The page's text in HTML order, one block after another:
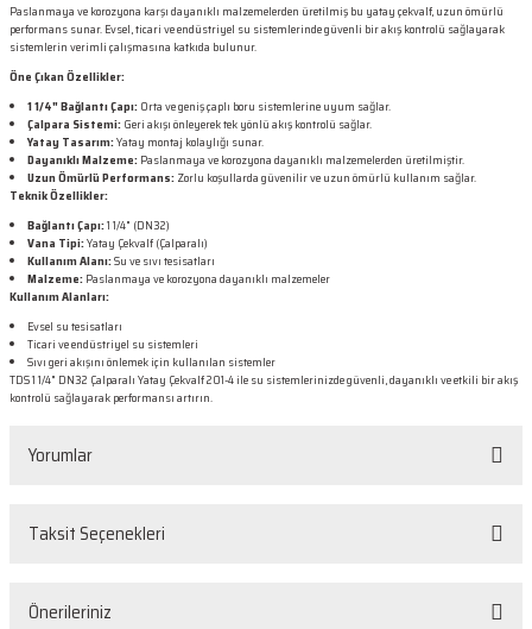
Paslanmaya ve korozyona karşı dayanıklı malzemelerden üretilmiş bu yatay çekvalf, uzun ömürlü
performans sunar. Evsel, ticari ve endüstriyel su sistemlerinde güvenli bir akış kontrolü sağlayarak
sistemlerin verimli çalışmasına katkıda bulunur.
Öne Çıkan Özellikler:
1 1/4" Bağlantı Çapı:Orta ve geniş çaplı boru sistemlerine uyum sağlar.
Çalpara Sistemi:Geri akışı önleyerek tek yönlü akış kontrolü sağlar.
Yatay Tasarım:Yatay montaj kolaylığı sunar.
Dayanıklı Malzeme:Paslanmaya ve korozyona dayanıklı malzemelerden üretilmiştir.
Uzun Ömürlü Performans:Zorlu koşullarda güvenilir ve uzun ömürlü kullanım sağlar.
Teknik Özellikler:
Bağlantı Çapı:1 1/4" (DN32)
Vana Tipi:Yatay Çekvalf (Çalparalı)
Kullanım Alanı:Su ve sıvı tesisatları
Malzeme:Paslanmaya ve korozyona dayanıklı malzemeler
Kullanım Alanları:
Evsel su tesisatları
Ticari ve endüstriyel su sistemleri
Sıvı geri akışını önlemek için kullanılan sistemler
TDS 1 1/4" DN32 Çalparalı Yatay Çekvalf 201-4 ile su sistemlerinizde güvenli, dayanıklı ve etkili bir akış
kontrolü sağlayarak performansı artırın.
Yorumlar
Taksit Seçenekleri
Önerileriniz